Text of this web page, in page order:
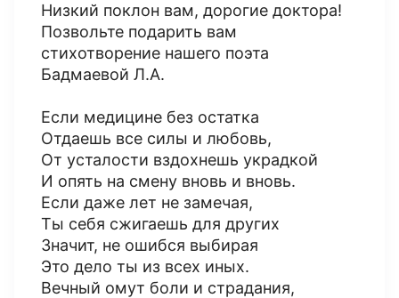
Низкий поклон вам, дорогие доктора!
Позвольте подарить вам
стихотворение нашего поэта
Бадмаевой Л.А.
Если медицине без остатка
Отдаешь все силы и любовь,
От усталости вздохнешь украдкой
И опять на смену вновь и вновь.
Если даже лет не замечая,
Ты себя сжигаешь для других
Значит, не ошибся выбирая
Это дело ты из всех иных.
Вечный омут боли и страдания,